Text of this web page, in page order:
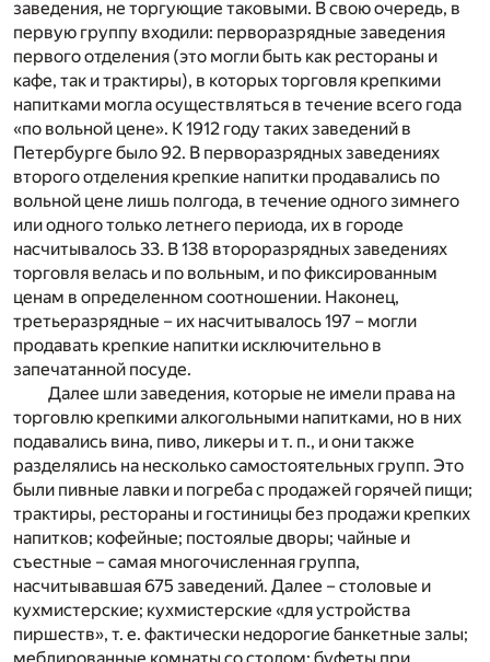
заведения, не торгующие таковыми. В свою очередь, в
первую группу входили: перворазрядные заведения
первого отделения (это могли быть как рестораны и
кафе, так и трактиры), в которых торговля крепкими
напитками могла осуществляться в течение всего года
«по вольной цене». К 1912 году таких заведений в
Петербурге было 92. В перворазрядных заведениях
второго отделения крепкие напитки продавались по
вольной цене лишь полгода, в течение одного зимнего
или одного только летнего периода, их в городе
насчитывалось 33. В 138 второразрядных заведениях
торговля велась и по вольным, и по фиксированным
ценам в определенном соотношении. Наконец,
третьеразрядные – их насчитывалось 197 – могли
продавать крепкие напитки исключительно в
запечатанной посуде.
Далее шли заведения, которые не имели права на
торговлю крепкими алкогольными напитками, но в них
подавались вина, пиво, ликеры и т. п., и они также
разделялись на несколько самостоятельных групп. Это
были пивные лавки и погреба с продажей горячей пищи;
трактиры, рестораны и гостиницы без продажи крепких
напитков; кофейные; постоялые дворы; чайные и
съестные – самая многочисленная группа,
насчитывавшая 675 заведений. Далее – столовые и
кухмистерские; кухмистерские «для устройства
пиршеств», т. е. фактически недорогие банкетные залы;